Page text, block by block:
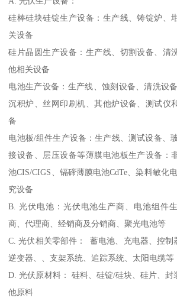
硅棒硅块硅锭生产设备：生产线、铸锭炉、
关设备
硅片晶圆生产设备：生产线、切割设备、清
他相关设备
电池生产设备：生产线、蚀刻设备、清洗设
沉积炉、丝网印刷机、其他炉设备、测试仪
备
电池板/组件生产设备：生产线、测试设备、
接设备、层压设备等薄膜电池板生产设备：
池CIS/CIGS、镉碲薄膜电池CdTe、染料敏化
究设备
B. 光伏电池：光伏电池生产商、电池组件
商、代理商、经销商及分销商、聚光电池等
C. 光伏相关零部件： 蓄电池、充电器、控制
逆变器、、支架系统、追踪系统、太阳电缆等
D. 光伏原材料： 硅料、硅锭/硅块、硅片、封
他原料